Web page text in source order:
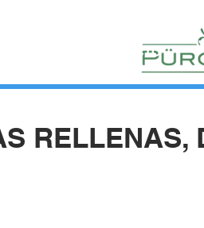
CONTACTO
RELLENAS,